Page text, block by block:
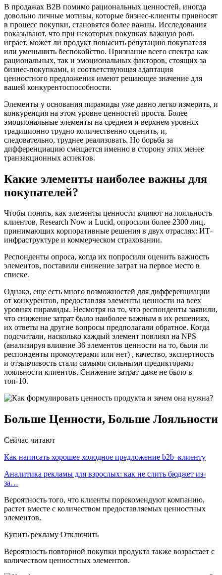
В продажах B2B помимо рациональных ценностей, иногда
довольно личные мотивы, которые бизнес-клиенты привносят
в процесс покупки, становятся более важны. Исследования
показывают, что при некоторых покупках важную роль
играет, может ли продукт повысить репутацию покупателя
или уменьшить беспокойство. Признание всего спектра как
рациональных, так и эмоциональных факторов, стоящих за
бизнес-покупками, и соответствующая адаптация
ценностного предложения имеют решающее значение для
вашей конкурентоспособности.
Элементы у основания пирамиды уже давно легко измерить, и
конкуренция на этом уровне ценностей проста. Более
эмоциональные элементы на среднем и верхнем уровнях
традиционно трудно количественно оценить, и,
следовательно, труднее реализовать. Но борьба за
дифференциацию смещается именно в сторону этих менее
транзакционных аспектов.
Какие элементы наиболее важны для
покупателей?
Чтобы понять, как элементы ценности влияют на лояльность
клиентов, Research Now и Lucid, опросили более 2300 лиц,
принимающих корпоративные решения в двух отраслях: ИТ-
инфраструктуре и коммерческом страховании.
Респонденты опроса, когда их попросили оценить важность
элементов, поставили снижение затрат на первое место в
списке.
Однако, еще есть много возможностей для дифференциации
от конкурентов, предоставляя элементы ценности на всех
уровнях пирамиды. Несмотря на то, что респонденты заявили,
что снижение затрат было наиболее важным в их решениях,
их ответы на другие вопросы предполагали обратное. Когда
подсчитали, насколько каждый элемент повлиял на NPS
(анализируя влияние 36 элементов ценности на то, были ли
респонденты промоутерами или нет) , качество, экспертность
и отзывчивость стали самыми сильными предикторами
лояльности клиентов. Снижение затрат даже не было в
топ-10.
Больше Ценности, Больше Лояльности
Сейчас читают
Как написать хорошее холодное предложение b2b–клиенту
Аналитика рекламы для взрослых: как не слить бюджет из-
за…
Вероятность того, что клиенты порекомендуют компанию,
растет вместе с количеством предоставляемых ценностных
элементов.
Купить рекламу Отключить
Вероятность повторной покупки продукта также возрастает с
количеством ценностных элементов.